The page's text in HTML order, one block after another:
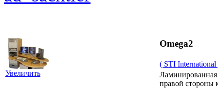
Увеличить
Omega2
( STI International
Ламинированная
правой стороны